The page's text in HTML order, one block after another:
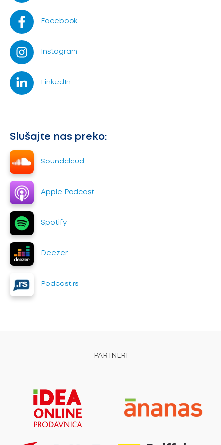
Facebook
Instagram
LinkedIn
Slušajte nas preko:
Soundcloud
Apple Podcast
Spotify
Deezer
Podcast.rs
PARTNERI